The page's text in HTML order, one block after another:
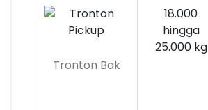
Tronton Bak
18.000
hingga
25.000 kg